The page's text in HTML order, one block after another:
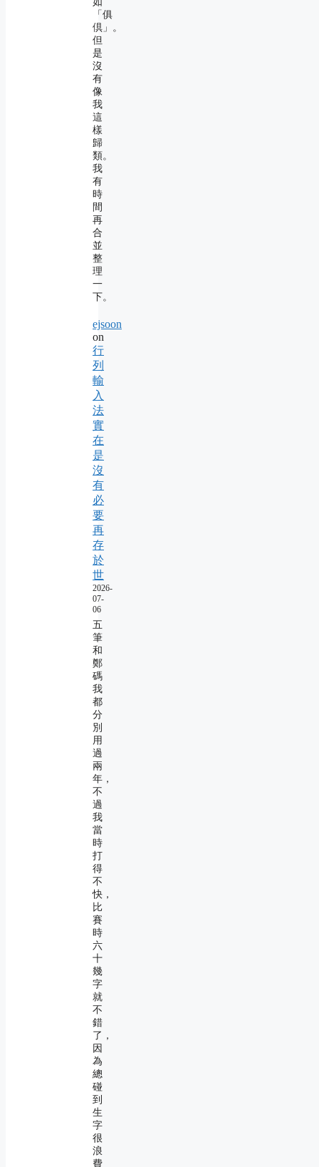
「俱
倶」。
但
是
沒
有
像
我
這
樣
歸
類。
我
有
時
間
再
合
並
整
理
一
下。
ejsoon
on
行
列
輸
入
法
實
在
是
沒
有
必
要
再
存
於
世
2026-
07-
06
五
筆
和
鄭
碼
我
都
分
別
用
過
兩
年，
不
過
我
當
時
打
得
不
快，
比
賽
時
六
十
幾
字
就
不
錯
了，
因
為
總
碰
到
生
字
很
浪
費